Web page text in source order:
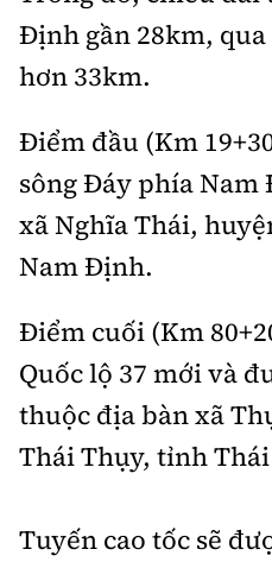
Tổng biên tập:Nguyễn Thị
Phó Tổng biên tập:
Nguyễn Đức Thắng, La Đức
Hotline:
Quảng cáo
0915 057 282
Email:
Cấm sao chép dưới mọi
chấp thuận bằng văn bản.
Thông tin tòa
soạn
Định gần 28km,
hơn 33km.
Điểm đầu (Km
sông Đáy phía
xã Nghĩa Thái,
Nam Định.
Điểm cuối (Km
Quốc lộ 37 mới và
thuộc địa bàn xã
Thái Thụy, tỉnh
Tuyến cao tốc sẽ